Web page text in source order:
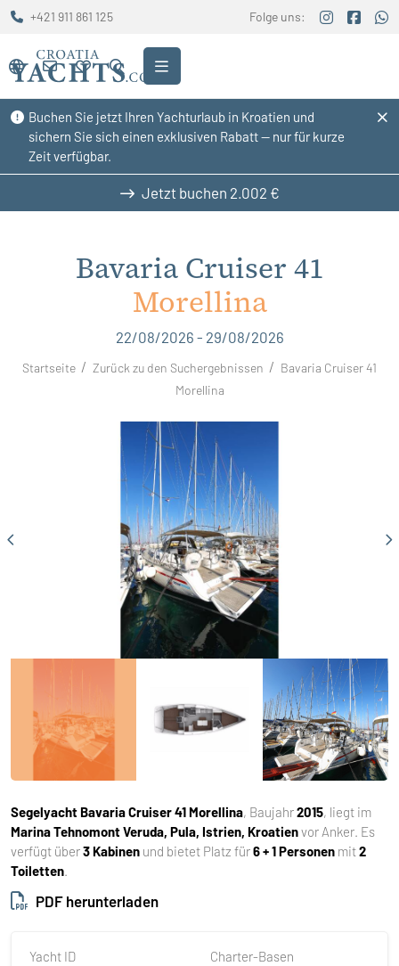
Buchen Sie jetzt Ihren Yachturlaub in Kroatien und
sichern Sie sich einen exklusiven Rabatt — nur für kurze
Zeit verfügbar.
+421 911 861 125 Folge uns:
Jetzt buchen 2.002 €
Bavaria Cruiser 41
Morellina
22/08/2026 - 29/08/2026
Startseite Zurück zu den Suchergebnissen
Bavaria Cruiser 41
Morellina
Segelyacht Bavaria Cruiser 41 Morellina, Baujahr2015, liegt im
Marina Tehnomont Veruda, Pula, Istrien, Kroatienvor Anker. Es
verfügt über3 Kabinen und bietet Platz für6 + 1 Personen mit2
Toiletten.
PDF herunterladen
Yacht ID
Charter-Basen